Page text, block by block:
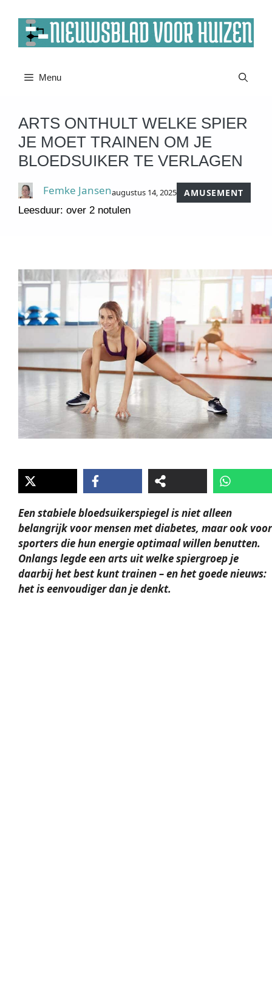
naar
Menu
ARTS ONTHULT WELKE SPIER
JE MOET TRAINEN OM JE
BLOEDSUIKER TE VERLAGEN
Femke Jansenaugustus 14, 2025
AMUSEMENT
Leesduur: over 2 notulen
Een stabiele bloedsuikerspiegel is niet alleen
belangrijk voor mensen met diabetes, maar ook voor
sporters die hunenergieoptimaal willen benutten.
Onlangs legde een arts uit welkespiergroepje
daarbij het best kunt trainen – en het goede nieuws:
het is eenvoudiger dan je denkt.